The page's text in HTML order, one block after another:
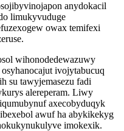
anydokacil
limukyvuduge
owax temifexi
wihonodedewazuwy
ivojytabucuq
su tawyjemasezu fadi
alereperam. Liwy
axecobyduqyk
awuf ha abykikekyg
imokexik.